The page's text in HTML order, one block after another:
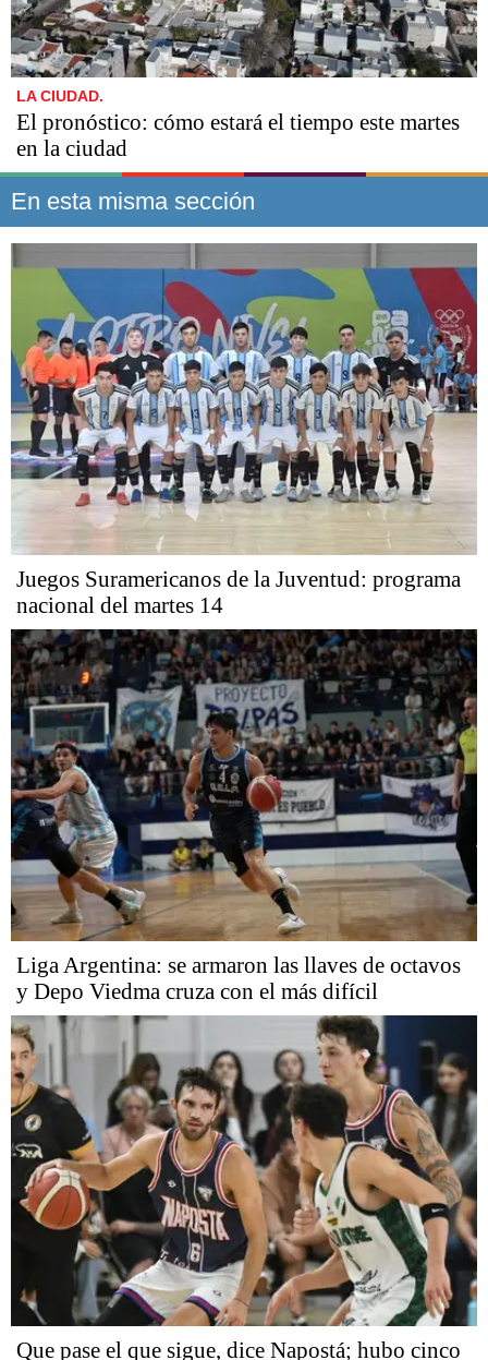
LA CIUDAD.
El pronóstico: cómo estará el tiempo este martes
en la ciudad
En esta misma sección
Juegos Suramericanos de la Juventud: programa
nacional del martes 14
Liga Argentina: se armaron las llaves de octavos
y Depo Viedma cruza con el más difícil
Que pase el que sigue, dice Napostá; hubo cinco